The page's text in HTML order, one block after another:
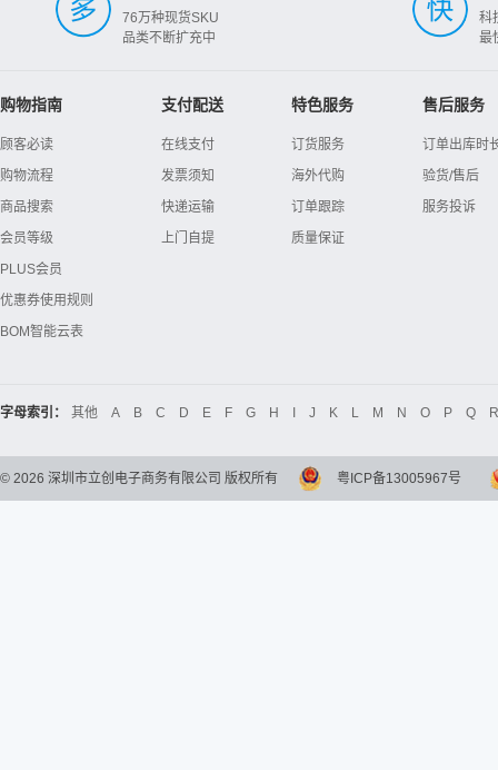
76万种现货SKU
品类不断扩充中
科
最
购物指南
顾客必读
购物流程
商品搜索
会员等级
PLUS会员
优惠券使用规则
BOM智能云表
支付配送
在线支付
发票须知
快递运输
上门自提
特色服务
订货服务
海外代购
订单跟踪
质量保证
售后服务
订单出库时
验货/售后
服务投诉
字母索引： 其他 A B C D E F G H I J K L M N O P Q R
© 2026 深圳市立创电子商务有限公司 版权所有 粤ICP备13005967号